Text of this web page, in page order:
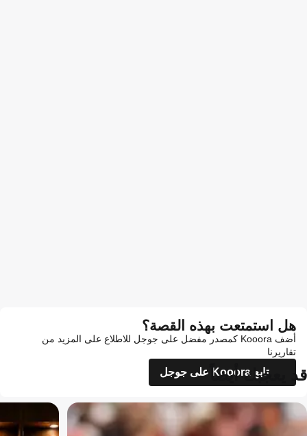
هل استمتعت بهذه القصة؟
أضف Kooora كمصدر مفضل على جوجل للاطلاع على المزيد من
تقاريرنا
تابع Kooora على جوجل
قد يعجبك أيضاً